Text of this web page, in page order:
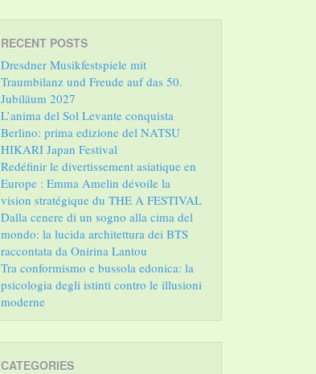
RECENT POSTS
Dresdner Musikfestspiele mit
Traumbilanz und Freude auf das 50.
Jubiläum 2027
L’anima del Sol Levante conquista
Berlino: prima edizione del NATSU
HIKARI Japan Festival
Redéfinir le divertissement asiatique en
Europe : Emma Amelin dévoile la
vision stratégique du THE A FESTIVAL
Dalla cenere di un sogno alla cima del
mondo: la lucida architettura dei BTS
raccontata da Onirina Lantou
Tra conformismo e bussola edonica: la
psicologia degli istinti contro le illusioni
moderne
CATEGORIES